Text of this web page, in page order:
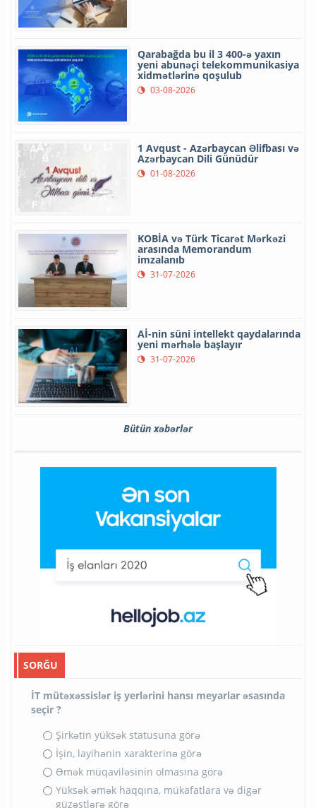
Qarabağda bu il 3 400-ə yaxın
yeni abunəçi telekommunikasiya
xidmətlərinə qoşulub
03-08-2026
1 Avqust - Azərbaycan Əlifbası və
Azərbaycan Dili Günüdür
01-08-2026
KOBİA və Türk Ticarət Mərkəzi
arasında Memorandum
imzalanıb
31-07-2026
Aİ-nin süni intellekt qaydalarında
yeni mərhələ başlayır
31-07-2026
Bütün xəbərlər
SORĞU
İT mütəxəssislər iş yerlərini hansı meyarlar əsasında
seçir ?
Şirkətin yüksək statusuna görə
İşin, layihənin xarakterinə görə
Əmək müqaviləsinin olmasına görə
Yüksək əmək haqqına, mükafatlara və digər
güzəştlərə görə